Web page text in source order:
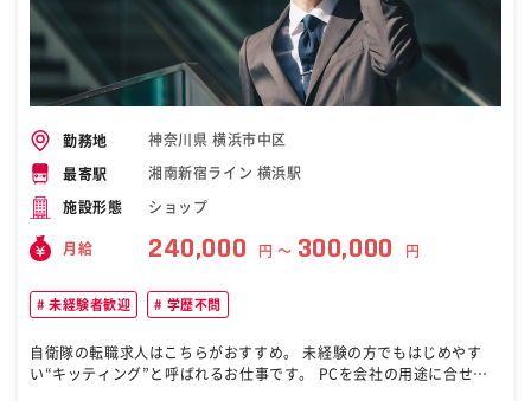
勤務地 神奈川県 横浜市中区
最寄駅 湘南新宿ライン 横浜駅
施設形態 ショップ
月給 240,000 円 〜 300,000 円
未経験者歓迎 学歴不問
自衛隊の転職求人はこちらがおすすめ。 未経験の方でもはじめやす
い“キッティング”と呼ばれるお仕事です。 PCを会社の用途に合せて